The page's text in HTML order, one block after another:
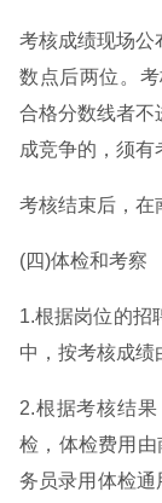
考核成绩现场公
数点后两位。
合格分数线者不
成竞争的，须有
考核结束后，在
(四)体检和考察
1.根据岗位的招
中，按考核成绩
2.根据考核结
检，体检费用
务员录用体检通